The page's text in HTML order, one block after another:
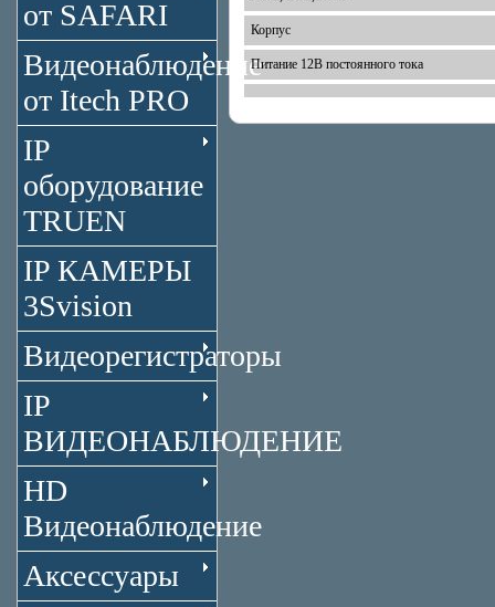
от SAFARI
Видеонаблюдение
от Itech PRO
IP
оборудование
TRUEN
IP КАМЕРЫ
3Svision
Видеорегистраторы
IP
ВИДЕОНАБЛЮДЕНИЕ
HD
Видеонаблюдение
Аксессуары
Корпус
Питание 12В постоянного тока